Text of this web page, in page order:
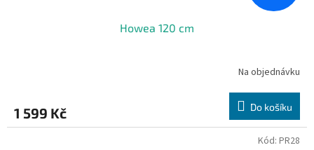
Howea 120 cm
Na objednávku
1 599 Kč Do košíku
Kód: PR28